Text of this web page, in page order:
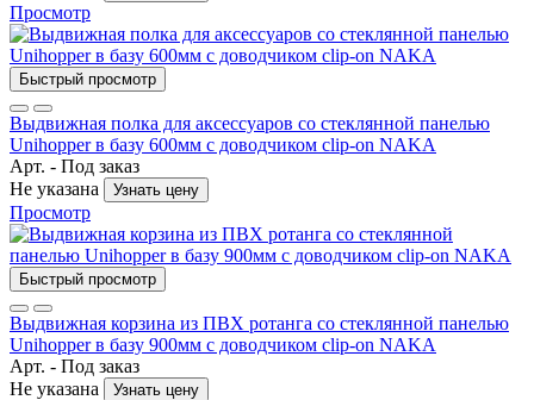
Просмотр
Быстрый просмотр
Выдвижная полка для аксессуаров со стеклянной панелью
Unihopper в базу 600мм с доводчиком clip-on NAKA
Арт. - Под заказ
Не указана
Узнать цену
Просмотр
Быстрый просмотр
Выдвижная корзина из ПВХ ротанга со стеклянной панелью
Unihopper в базу 900мм c доводчиком clip-on NAKA
Арт. - Под заказ
Не указана
Узнать цену